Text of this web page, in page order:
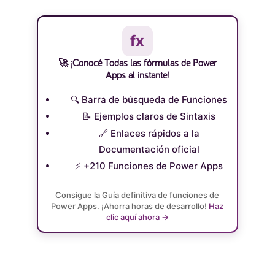
fx
🚀 ¡Conocé Todas las fórmulas de Power
Apps al instante!
🔍 Barra de búsqueda de Funciones
📝 Ejemplos claros de Sintaxis
🔗 Enlaces rápidos a la
Documentación oficial
⚡️ +210 Funciones de Power Apps
Consigue la Guía definitiva de funciones de
Power Apps. ¡Ahorra horas de desarrollo! Haz
clic aquí ahora →